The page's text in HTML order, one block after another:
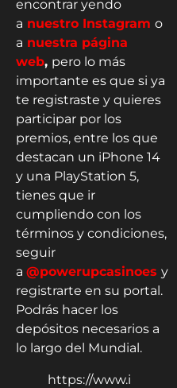
encontrar yendo
a nuestro Instagram o
a nuestra página
web, pero lo más
importante es que si ya
te registraste y quieres
participar por los
premios, entre los que
destacan un iPhone 14
y una PlayStation 5,
tienes que ir
cumpliendo con los
términos y condiciones,
seguir
a @powerupcasinoes y
registrarte en su portal.
Podrás hacer los
depósitos necesarios a
lo largo del Mundial.
https://www.i